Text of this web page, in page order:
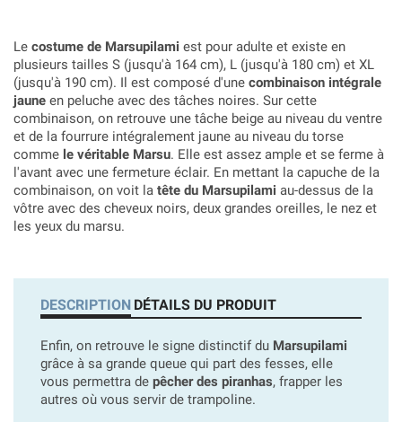
Le costume de Marsupilami est pour adulte et existe en
plusieurs tailles S (jusqu'à 164 cm), L (jusqu'à 180 cm) et XL
(jusqu'à 190 cm). Il est composé d'une combinaison intégrale
jaune en peluche avec des tâches noires. Sur cette
combinaison, on retrouve une tâche beige au niveau du ventre
et de la fourrure intégralement jaune au niveau du torse
comme le véritable Marsu. Elle est assez ample et se ferme à
l'avant avec une fermeture éclair. En mettant la capuche de la
combinaison, on voit la tête du Marsupilami au-dessus de la
vôtre avec des cheveux noirs, deux grandes oreilles, le nez et
les yeux du marsu.
DESCRIPTION DÉTAILS DU PRODUIT
Enfin, on retrouve le signe distinctif du Marsupilami
grâce à sa grande queue qui part des fesses, elle
vous permettra de pêcher des piranhas, frapper les
autres où vous servir de trampoline.